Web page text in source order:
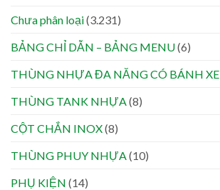
Chưa phân loại(3.231)
BẢNG CHỈ DẪN – BẢNG MENU(6)
THÙNG NHỰA ĐA NĂNG CÓ BÁNH XE
THÙNG TANK NHỰA (8)
CỘT CHẮN INOX(8)
THÙNG PHUY NHỰA (10)
PHỤ KIỆN (14)